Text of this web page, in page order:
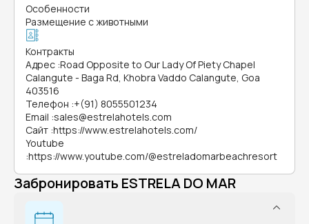
Особенности
Размещение с животными
Контракты
Адрес :Road Opposite to Our Lady Of Piety Chapel
Calangute - Baga Rd, Khobra Vaddo Calangute, Goa
403516
Телефон :+(91) 8055501234
Email :sales@estrelahotels.com
Сайт :https://www.estrelahotels.com/
Youtube
:https://www.youtube.com/@estreladomarbeachresort
Забронировать ESTRELA DO MAR